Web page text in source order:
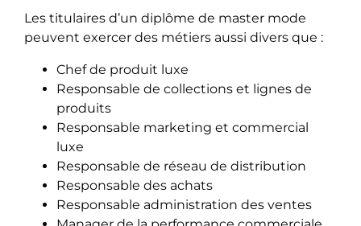
Les titulaires d’un diplôme de master mode
peuvent exercer des métiers aussi divers que :
Chef de produit luxe
Responsable de collections et lignes de
produits
Responsable marketing et commercial
luxe
Responsable de réseau de distribution
Responsable des achats
Responsable administration des ventes